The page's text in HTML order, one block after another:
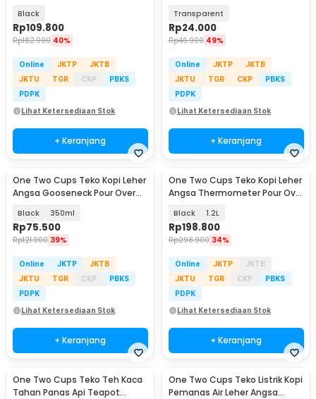
Black
Rp109.800
Rp182.900 40%
Online JKTP
JKTB
JKTU
TGR CKP
PBKS
PDPK
Lihat Ketersediaan Stok
+ Keranjang
Transparent
Rp24.000
Rp46.900 49%
Online JKTP
JKTB
JKTU
TGR CKP
PBKS
PDPK
Lihat Ketersediaan Stok
+ Keranjang
One Two Cups Teko Kopi Leher
Angsa Gooseneck Pour Over
Black 350ml
Rp75.500
Rp121.900 39%
Online JKTP
JKTB
JKTU
TGR CKP
PBKS
PDPK
Lihat Ketersediaan Stok
+ Keranjang
One Two Cups Teko Kopi Leher
Angsa Thermometer Pour Over
Black 1.2L
Rp198.800
Rp298.900 34%
Online JKTP
JKTB
JKTU
TGR CKP
PBKS
PDPK
Lihat Ketersediaan Stok
+ Keranjang
One Two Cups Teko Teh Kaca
Tahan Panas Api Teapot
One Two Cups Teko Listrik Kopi
Pemanas Air Leher Angsa